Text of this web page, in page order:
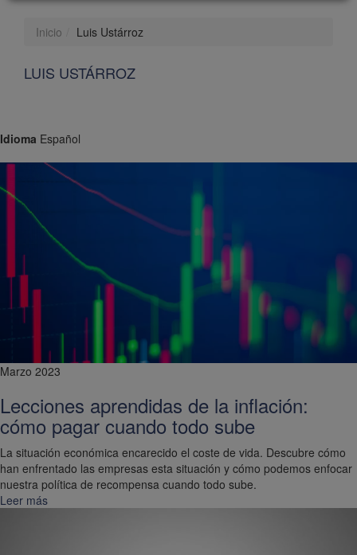
Inicio Luis Ustárroz
LUIS USTÁRROZ
Idioma Español
Marzo 2023
Lecciones aprendidas de la inflación:
cómo pagar cuando todo sube
La situación económica encarecido el coste de vida. Descubre cómo
han enfrentado las empresas esta situación y cómo podemos enfocar
nuestra política de recompensa cuando todo sube.
Leer más